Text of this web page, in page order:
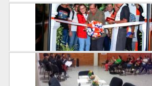
Unellez inaugura moderno comedor universitario pa...